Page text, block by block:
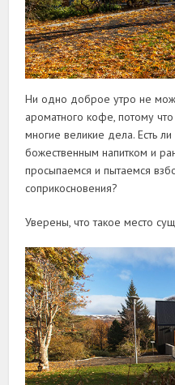
Ни одно доброе утро не
ароматного кофе, потому
многие великие дела. Есть
божественным напитком и
просыпаемся и пытаемся
соприкосновения?
Уверены, что такое место